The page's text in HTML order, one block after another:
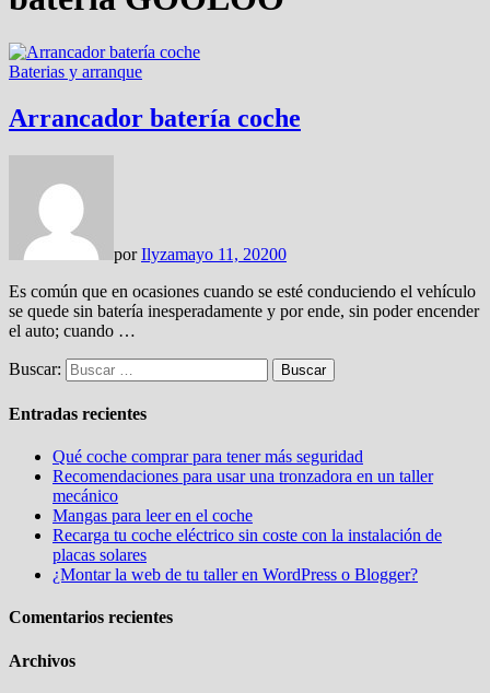
Baterias y arranque
Arrancador batería coche
porIlyzamayo 11, 20200
Es común que en ocasiones cuando se esté conduciendo el vehículo
se quede sin batería inesperadamente y por ende, sin poder encender
el auto; cuando …
Buscar:
Entradas recientes
Qué coche comprar para tener más seguridad
Recomendaciones para usar una tronzadora en un taller
mecánico
Mangas para leer en el coche
Recarga tu coche eléctrico sin coste con la instalación de
placas solares
¿Montar la web de tu taller en WordPress o Blogger?
Comentarios recientes
Archivos